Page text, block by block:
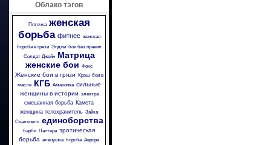
Облако тэгов
Пяточка женская
борьба фитнес женская
борьба в грязи Энджи бои без правил
Солдат Джейн
Матрица
женские бои Фокс
Женские бои в грязи Крэш бои в
масле
КГБ Амазонка сильные
женщины в истории электра
смешанная борьба Камета
женщина телохранитель Зайка
Скальпель единоборства
барби Пантера эротическая
борьба аленушка борьба Аврора